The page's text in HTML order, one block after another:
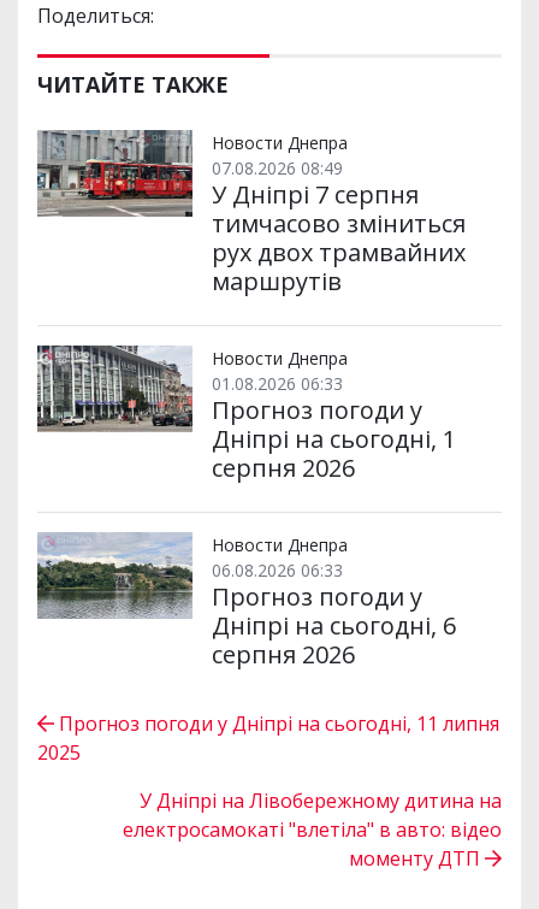
Поделиться:
ЧИТАЙТЕ ТАКЖЕ
Новости Днепра
07.08.2026 08:49
У Дніпрі 7 серпня
тимчасово зміниться
рух двох трамвайних
маршрутів
Новости Днепра
01.08.2026 06:33
Прогноз погоди у
Дніпрі на сьогодні, 1
серпня 2026
Новости Днепра
06.08.2026 06:33
Прогноз погоди у
Дніпрі на сьогодні, 6
серпня 2026
Прогноз погоди у Дніпрі на сьогодні, 11 липня
2025
У Дніпрі на Лівобережному дитина на
електросамокаті "влетіла" в авто: відео
моменту ДТП